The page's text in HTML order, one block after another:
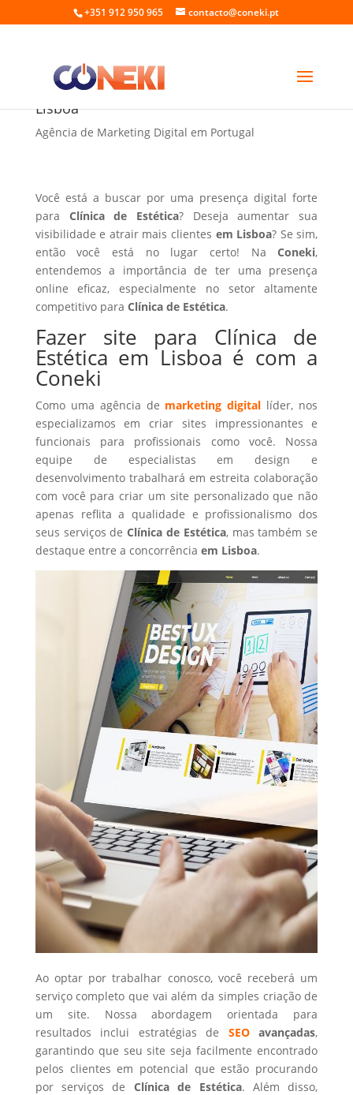
+351 912 950 965 contacto@coneki.pt
Fazer site para Clínica de Estética em
Lisboa
Agência de Marketing Digital em Portugal
Você está a buscar por uma presença digital forte
para Clínica de Estética? Deseja aumentar sua
visibilidade e atrair mais clientes em Lisboa? Se sim,
então você está no lugar certo! NaConeki,
entendemos a importância de ter uma presença
online eficaz, especialmente no setor altamente
competitivo para Clínica de Estética.
Fazer site para Clínica de
Estética em Lisboa é com a
Coneki
Como uma agência de marketing digital líder, nos
especializamos em criar sites impressionantes e
funcionais para profissionais como você. Nossa
equipe de especialistas em design e
desenvolvimento trabalhará em estreita colaboração
com você para criar um site personalizado que não
apenas reflita a qualidade e profissionalismo dos
seus serviços deClínica de Estética, mas também se
destaque entre a concorrência em Lisboa.
Ao optar por trabalhar conosco, você receberá um
serviço completo que vai além da simples criação de
um site. Nossa abordagem orientada para
resultados inclui estratégias de SEOavançadas,
garantindo que seu site seja facilmente encontrado
pelos clientes em potencial que estão procurando
por serviços de Clínica de Estética. Além disso,